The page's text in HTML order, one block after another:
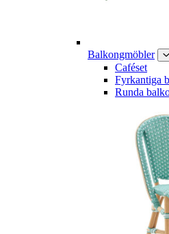
Balkongmöbler
Caféset
Fyrkantiga
Runda